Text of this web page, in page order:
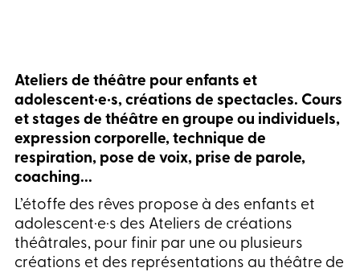
Ateliers de théâtre pour enfants et
adolescent·e·s, créations de spectacles. Cours
et stages de théâtre en groupe ou individuels,
expression corporelle, technique de
respiration, pose de voix, prise de parole,
coaching...
L’étoffe des rêves propose à des enfants et
adolescent·e·s des Ateliers de créations
théâtrales, pour finir par une ou plusieurs
créations et des représentations au théâtre de